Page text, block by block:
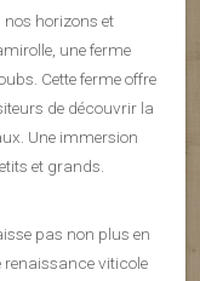
horizons et
une ferme
Cette ferme offre
de découvrir la
Une immersion
et grands.
pas non plus en
renaissance viticole